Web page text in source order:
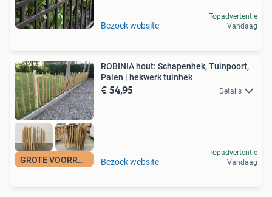
Bezoek website
Topadvertentie
Vandaag
GROTE VOORRAAD
ROBINIA hout: Schapenhek, Tuinpoort,
Palen | hekwerk tuinhek
€ 54,95 Details
Bezoek website
Topadvertentie
Vandaag